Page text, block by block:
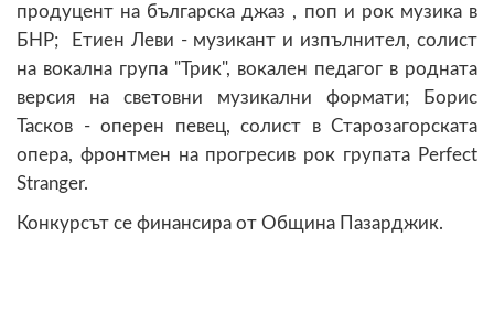
продуцент на българска джаз , поп и рок музика в
БНР; Етиен Леви - музикант и изпълнител, солист
на вокална група "Трик", вокален педагог в родната
версия на световни музикални формати; Борис
Тасков - оперен певец, солист в Старозагорската
опера, фронтмен на прогресив рок групата Perfect
Stranger.
Конкурсът се финансира от Община Пазарджик.